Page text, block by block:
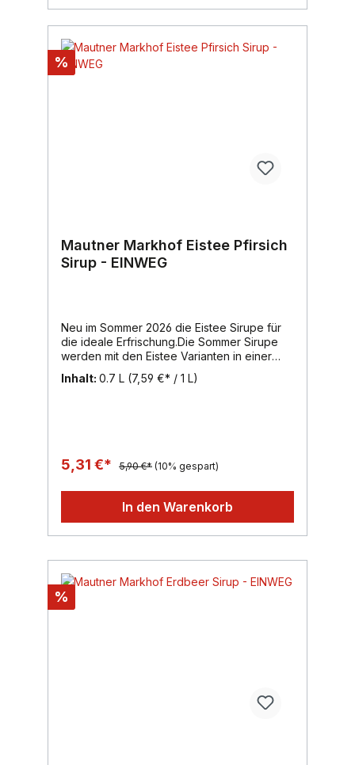
%
Mautner Markhof Eistee Pfirsich
Sirup - EINWEG
Neu im Sommer 2026 die Eistee Sirupe für
die ideale Erfrischung.Die Sommer Sirupe
werden mit den Eistee Varianten in einer
Limited Edition ergänzt. Sie haben die Wahl
zwischen den Sorten Eistee Zitrone und
ml, Region: Wien, Marke: Mautner
Inhalt: 0.7 L (7,59 €* / 1 L)
5,31 €* 5,90 €* (10% gespart)
In den Warenkorb
%